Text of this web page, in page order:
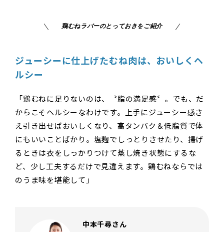
鶏むねラバーのとっておきをご紹介
ジューシーに仕上げたむね肉は、おいしくヘ
ルシー
「鶏むねに足りないのは、〝脂の満足感〞。でも、だ
からこそヘルシーなわけです。上手にジューシー感さ
え引き出せばおいしくなり、高タンパク＆低脂質で体
にもいいことばかり。塩麹でしっとりさせたり、揚げ
るときは衣をしっかりつけて蒸し焼き状態にするな
ど、少し工夫するだけで見違えます。鶏むねならでは
のうま味を堪能して」
中本千尋さん